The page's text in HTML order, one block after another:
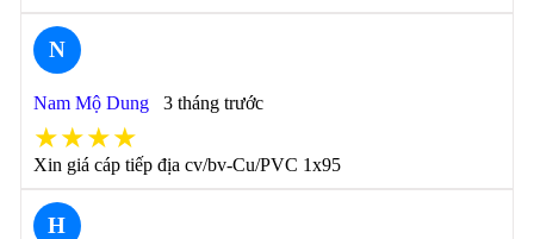
N
Nam Mộ Dung 3 tháng trước
★★★★
Xin giá cáp tiếp địa cv/bv-Cu/PVC 1x95
H